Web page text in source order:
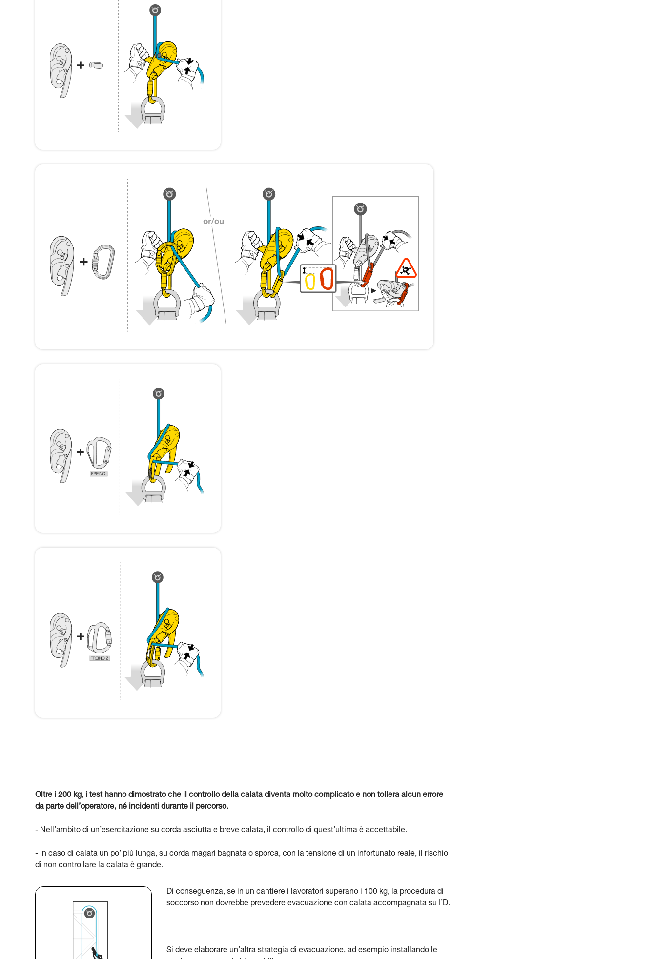
Oltre i 200 kg, i test hanno dimostrato che il controllo della calata diventa molto complicato e non tollera alcun errore
da parte dell’operatore, né incidenti durante il percorso.
- Nell’ambito di un’esercitazione su corda asciutta e breve calata, il controllo di quest’ultima è accettabile.
- In caso di calata un po’ più lunga, su corda magari bagnata o sporca, con la tensione di un infortunato reale, il rischio
di non controllare la calata è grande.
Di conseguenza, se in un cantiere i lavoratori superano i 100 kg, la procedura di
soccorso non dovrebbe prevedere evacuazione con calata accompagnata su I’D.
Si deve elaborare un’altra strategia di evacuazione, ad esempio installando le